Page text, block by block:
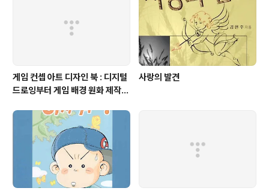
게임 컨셉 아트 디자인 북 : 디지털
드로잉부터 게임 배경 원화 제작까
사랑의 발견